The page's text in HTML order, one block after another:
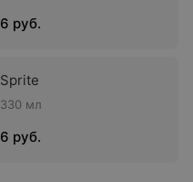
6 руб.
Sprite
330 мл
6 руб.